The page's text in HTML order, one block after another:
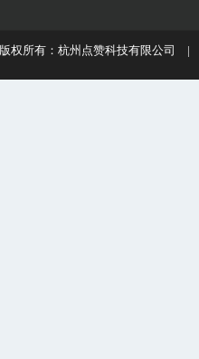
版权所有：杭州点赞科技有限公司